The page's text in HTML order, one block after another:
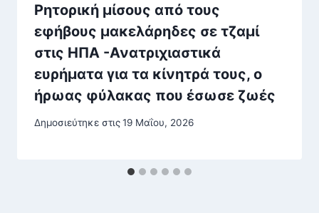
Ρητορική μίσους από τους
εφήβους μακελάρηδες σε τζαμί
στις ΗΠΑ -Ανατριχιαστικά
ευρήματα για τα κίνητρά τους, ο
ήρωας φύλακας που έσωσε ζωές
Δημοσιεύτηκε στις19 Μαΐου, 2026